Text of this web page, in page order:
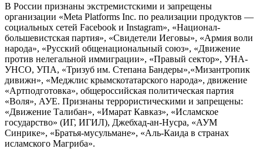
В России признаны экстремистскими и запрещены
организации «Meta Platforms Inc. по реализации продуктов —
социальных сетей Facebook и Instagram», «Национал-
большевистская партия», «Свидетели Иеговы», «Армия воли
народа», «Русский общенациональный союз», «Движение
против нелегальной иммиграции», «Правый сектор», УНА-
УНСО, УПА, «Тризуб им. Степана Бандеры»,«Мизантропик
дивижн», «Меджлис крымскотатарского народа», движение
«Артподготовка», общероссийская политическая партия
«Воля», АУЕ. Признаны террористическими и запрещены:
«Движение Талибан», «Имарат Кавказ», «Исламское
государство» (ИГ, ИГИЛ), Джебхад-ан-Нусра, «АУМ
Синрике», «Братья-мусульмане», «Аль-Каида в странах
исламского Магриба».